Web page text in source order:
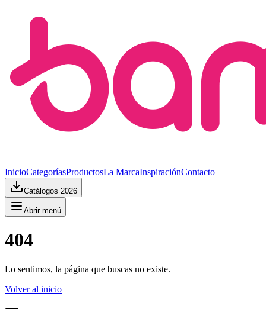
InicioCategoríasProductosLa MarcaInspiraciónContacto
Catálogos 2026
Abrir menú
404
Lo sentimos, la página que buscas no existe.
Volver al inicio